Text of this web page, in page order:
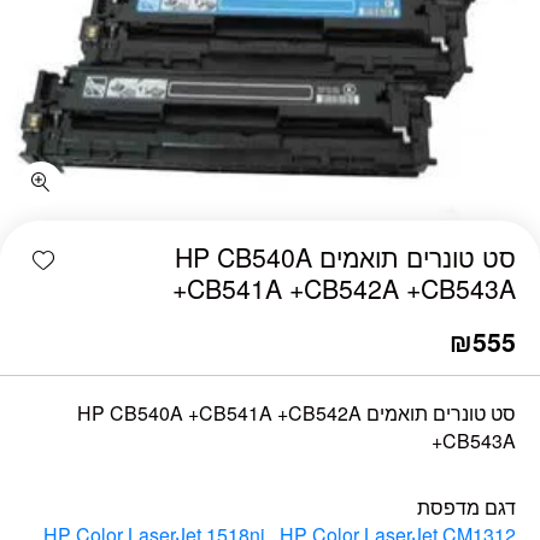
סט טונרים תואמים HP CB540A
+CB541A +CB542A +CB543A
₪555
סט טונרים תואמים HP CB540A +CB541A +CB542A
+CB543A
דגם מדפסת
HP Color LaserJet 1518ni
HP Color LaserJet CM1312